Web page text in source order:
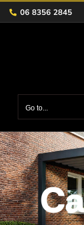
Skip
to
06 8356 2845
Go to...